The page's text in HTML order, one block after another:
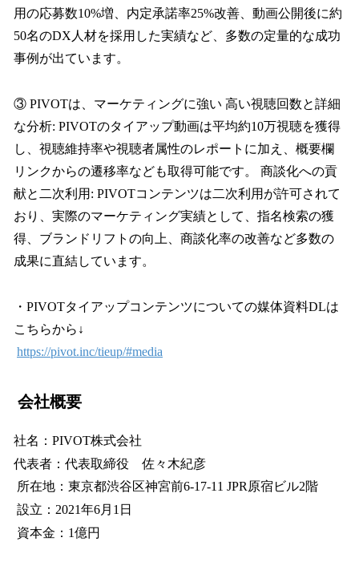
用の応募数10%増、内定承諾率25%改善、動画公開後に約
50名のDX人材を採用した実績など、多数の定量的な成功
事例が出ています。
③ PIVOTは、マーケティングに強い 高い視聴回数と詳細
な分析: PIVOTのタイアップ動画は平均約10万視聴を獲得
し、視聴維持率や視聴者属性のレポートに加え、概要欄
リンクからの遷移率なども取得可能です。 商談化への貢
献と二次利用: PIVOTコンテンツは二次利用が許可されて
おり、実際のマーケティング実績として、指名検索の獲
得、ブランドリフトの向上、商談化率の改善など多数の
成果に直結しています。
・PIVOTタイアップコンテンツについての媒体資料DLは
こちらから↓
https://pivot.inc/tieup/#media
会社概要
社名：PIVOT株式会社
代表者：代表取締役 佐々木紀彦
所在地：東京都渋谷区神宮前6-17-11 JPR原宿ビル2階
設立：2021年6月1日
資本金：1億円